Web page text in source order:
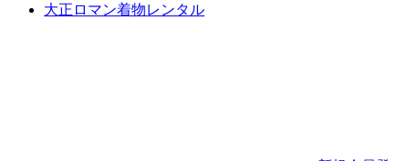
大正ロマン着物レンタル